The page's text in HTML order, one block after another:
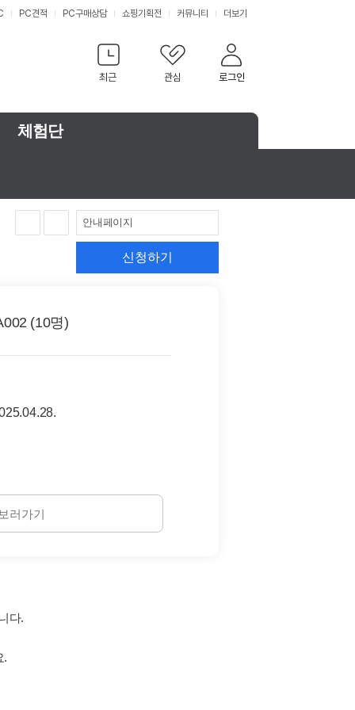
최근 관심 로그인
PC견적 PC구매상담 쇼핑기획전 커뮤니티 더보기
체험단
안내페이지
신청하기
(10명)
러가기
다.
.